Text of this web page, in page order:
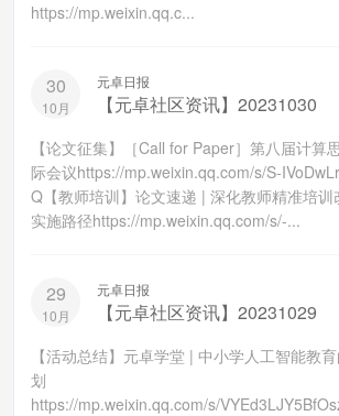
https://mp.weixin.qq.c...
30
10月
元卓日报
【元卓社区资讯】20231030
【论文征集】［Call for Paper］第八届计算
际会议https://mp.weixin.qq.com/s/S-
Q【教师培训】论文速递 | 深化教师精准培
实施路径https://mp.weixin.qq.com/s/-...
29
10月
元卓日报
【元卓社区资讯】20231029
【活动总结】元卓学堂 | 中小学人工智能教
划
https://mp.weixin.qq.com/s/